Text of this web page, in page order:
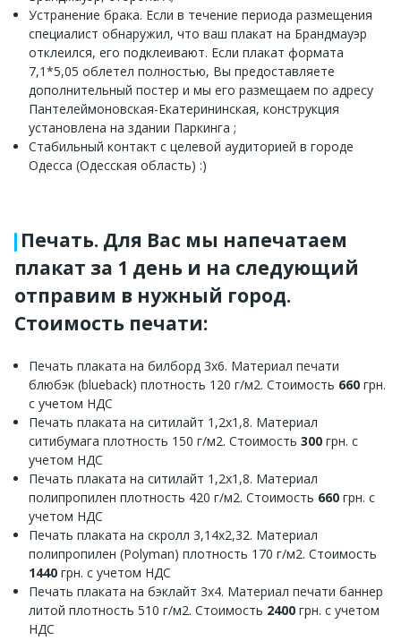
Устранение брака. Если в течение периода размещения
специалист обнаружил, что ваш плакат на Брандмауэр
отклеился, его подклеивают. Если плакат формата
7,1*5,05 облетел полностью, Вы предоставляете
дополнительный постер и мы его размещаем по адресу
Пантелеймоновская-Екатерининская, конструкция
установлена на здании Паркинга ;
Стабильный контакт с целевой аудиторией в городе
Одесса (Одесская область) :)
Печать. Для Вас мы напечатаем
плакат за 1 день и на следующий
отправим в нужный город.
Стоимость печати:
Печать плаката на билборд 3х6. Материал печати
блюбэк (blueback) плотность 120 г/м2. Стоимость 660 грн.
с учетом НДС
Печать плаката на ситилайт 1,2х1,8. Материал
ситибумага плотность 150 г/м2. Стоимость 300 грн. с
учетом НДС
Печать плаката на ситилайт 1,2х1,8. Материал
полипропилен плотность 420 г/м2. Стоимость 660 грн. с
учетом НДС
Печать плаката на скролл 3,14х2,32. Материал
полипропилен (Polyman) плотность 170 г/м2. Стоимость
1440 грн. с учетом НДС
Печать плаката на бэклайт 3х4. Материал печати баннер
литой плотность 510 г/м2. Стоимость 2400 грн. с учетом
НДС